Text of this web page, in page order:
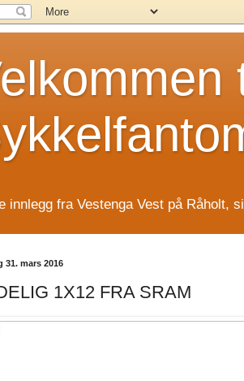
innlegg fra Vestenga Vest på Råholt,
31. mars 2016
1X12 FRA SRAM